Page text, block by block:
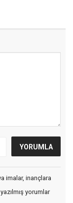
imalar, inançlara
yorumlar